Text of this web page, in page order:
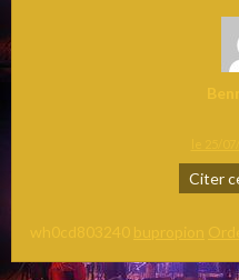
Citer
wh0cd803240 bupropion